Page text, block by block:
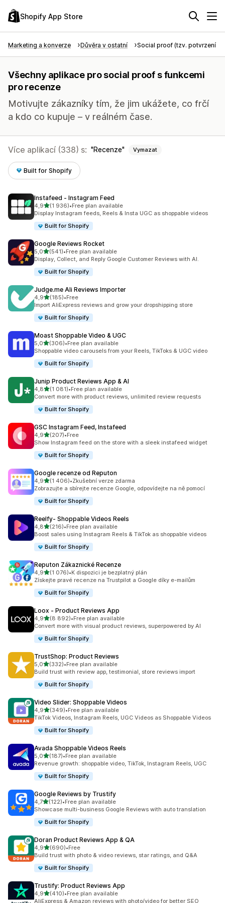
Shopify App Store
Marketing a konverze Důvěra v ostatní Social proof (tzv. potvrzení
Všechny aplikace pro social proof s funkcemi
pro recenze
Motivujte zákazníky tím, že jim ukážete, co frčí
a kdo co kupuje – v reálném čase.
Více aplikací (338) s: Recenze Vymazat
Built for Shopify
Instafeed ‑ Instagram Feed
4,9z 5 hvězd
(1 936)
Celkový počet recenzí: 1936
•Free plan available
Display Instagram feeds, Reels & Insta UGC as shoppable videos
Built for Shopify
Google Reviews Rocket
5,0z 5 hvězd
(541)
Celkový počet recenzí: 541
•Free plan available
Display, Collect, and Reply Google Customer Reviews with AI.
Built for Shopify
Judge.me Ali Reviews Importer
4,9z 5 hvězd
(185)
Celkový počet recenzí: 185
•Free
Import AliExpress reviews and grow your dropshipping store
Built for Shopify
Moast Shoppable Video & UGC
5,0z 5 hvězd
(306)
Celkový počet recenzí: 306
•Free plan available
Shoppable video carousels from your Reels, TikToks & UGC video
Built for Shopify
Junip Product Reviews App & AI
4,8z 5 hvězd
(1 081)
Celkový počet recenzí: 1081
•Free plan available
Convert more with product reviews, unlimited review requests
Built for Shopify
GSC Instagram Feed, Instafeed
4,9z 5 hvězd
(207)
Celkový počet recenzí: 207
•Free
Show Instagram feed on the store with a sleek instafeed widget
Built for Shopify
Google recenze od Reputon
4,9z 5 hvězd
(1 406)
Celkový počet recenzí: 1406
•Zkušební verze zdarma
Zobrazujte a sbírejte recenze Google, odpovídejte na ně pomocí
Built for Shopify
Reelfy‑ Shoppable Videos Reels
4,8z 5 hvězd
(216)
Celkový počet recenzí: 216
•Free plan available
Boost sales using Instagram Reels & TikTok as shoppable videos
Built for Shopify
Reputon Zákaznické Recenze
4,9z 5 hvězd
(1 076)
Celkový počet recenzí: 1076
•K dispozici je bezplatný plán
Získejte pravé recenze na Trustpilot a Google díky e-mailům
Built for Shopify
Loox ‑ Product Reviews App
4,9z 5 hvězd
(8 892)
Celkový počet recenzí: 8892
•Free plan available
Convert more with visual product reviews, superpowered by AI
Built for Shopify
TrustShop: Product Reviews
5,0z 5 hvězd
(332)
Celkový počet recenzí: 332
•Free plan available
Build trust with review app, testimonial, store reviews import
Built for Shopify
Video Slider: Shoppable Videos
4,9z 5 hvězd
(349)
Celkový počet recenzí: 349
•Free plan available
TikTok Videos, Instagram Reels, UGC Videos as Shoppable Videos
Built for Shopify
Avada Shoppable Videos Reels
5,0z 5 hvězd
(187)
Celkový počet recenzí: 187
•Free plan available
Revenue growth: shoppable video, TikTok, Instagram Reels, UGC
Built for Shopify
Google Reviews by Trustify
4,7z 5 hvězd
(122)
Celkový počet recenzí: 122
•Free plan available
Showcase multi-business Google Reviews with auto translation
Built for Shopify
Doran Product Reviews App & QA
4,9z 5 hvězd
(690)
Celkový počet recenzí: 690
•Free
Build trust with photo & video reviews, star ratings, and Q&A
Built for Shopify
Trustify: Product Reviews App
4,9z 5 hvězd
(410)
Celkový počet recenzí: 410
•Free plan available
AliExpress & Amazon reviews with photo/video for better SEO